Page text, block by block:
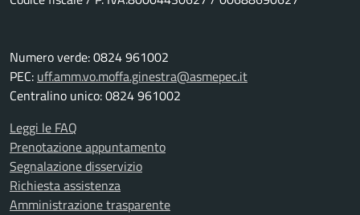
Numero verde: 0824 961002
PEC: uff.amm.vo.moffa.ginestra@asmepec.it
Centralino unico: 0824 961002
Leggi le FAQ
Prenotazione appuntamento
Segnalazione disservizio
Richiesta assistenza
Amministrazione trasparente